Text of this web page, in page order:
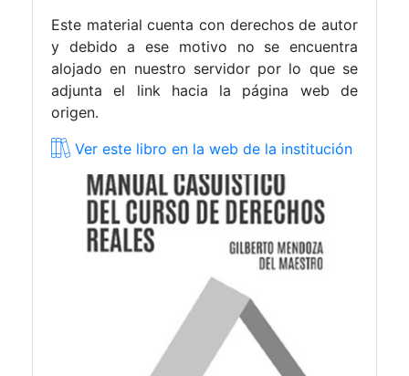
Este material cuenta con derechos de autor
y debido a ese motivo no se encuentra
alojado en nuestro servidor por lo que se
adjunta el link hacia la página web de
origen.
Ver este libro en la web de la institución